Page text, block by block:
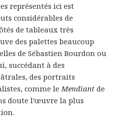
représentés ici est
considérables de
de tableaux très
des palettes beaucoup
de Sébastien Bourdon ou
succédant à des
des portraits
comme le Mendiant de
doute l’œuvre la plus